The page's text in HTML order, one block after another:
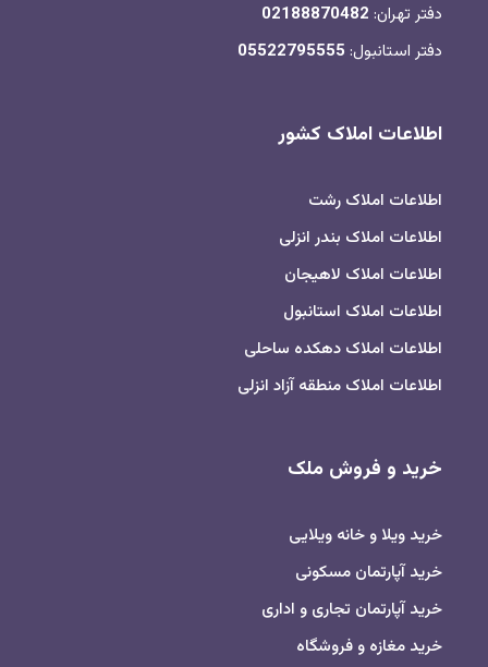
دفتر تهران: 02188870482
دفتر استانبول: 05522795555
اطلاعات املاک کشور
اطلاعات املاک رشت
اطلاعات املاک بندر انزلی
اطلاعات املاک لاهیجان
اطلاعات املاک استانبول
اطلاعات املاک دهکده ساحلی
اطلاعات املاک منطقه آزاد انزلی
خرید و فروش ملک
خرید ویلا و خانه ویلایی
خرید آپارتمان مسکونی
خرید آپارتمان تجاری و اداری
خرید مغازه و فروشگاه